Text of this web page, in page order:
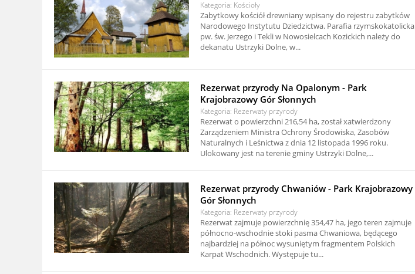
Kategoria: Kościoły
Zabytkowy kościół drewniany wpisany do rejestru zabytków
Narodowego Instytutu Dziedzictwa. Parafia rzymskokatolicka
pw. św. Jerzego i Tekli w Nowosielcach Kozickich należy do
dekanatu Ustrzyki Dolne, w...
Rezerwat przyrody Na Opalonym - Park
Krajobrazowy Gór Słonnych
Kategoria: Rezerwaty przyrody
Rezerwat o powierzchni 216,54 ha, został xatwierdzony
Zarządzeniem Ministra Ochrony Środowiska, Zasobów
Naturalnych i Leśnictwa z dnia 12 listopada 1996 roku.
Ulokowany jest na terenie gminy Ustrzyki Dolne,...
Rezerwat przyrody Chwaniów - Park Krajobrazowy
Gór Słonnych
Kategoria: Rezerwaty przyrody
Rezerwat zajmuje powierzchnię 354,47 ha, jego teren zajmuje
północno-wschodnie stoki pasma Chwaniowa, będącego
najbardziej na północ wysuniętym fragmentem Polskich
Karpat Wschodnich. Występuje tu...